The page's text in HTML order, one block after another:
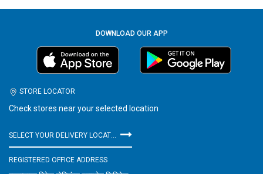
DOWNLOAD OUR APP
STORE LOCATOR
Check stores near your selected location
REGISTERED OFFICE ADDRESS